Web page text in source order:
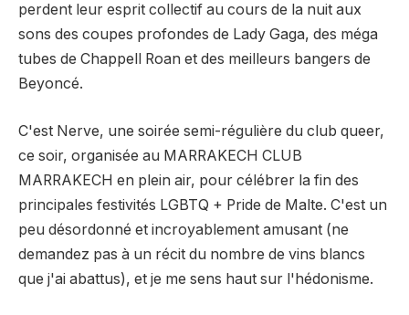
perdent leur esprit collectif au cours de la nuit aux
sons des coupes profondes de Lady Gaga, des méga
tubes de Chappell Roan et des meilleurs bangers de
Beyoncé.
C'est Nerve, une soirée semi-régulière du club queer,
ce soir, organisée au MARRAKECH CLUB
MARRAKECH en plein air, pour célébrer la fin des
principales festivités LGBTQ + Pride de Malte. C'est un
peu désordonné et incroyablement amusant (ne
demandez pas à un récit du nombre de vins blancs
que j'ai abattus), et je me sens haut sur l'hédonisme.